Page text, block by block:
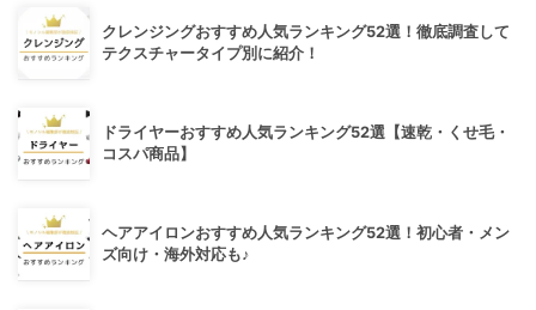
クレンジングおすすめ人気ランキング52選！徹底調査して
テクスチャータイプ別に紹介！
ドライヤーおすすめ人気ランキング52選【速乾・くせ毛・
コスパ商品】
ヘアアイロンおすすめ人気ランキング52選！初心者・メン
ズ向け・海外対応も♪